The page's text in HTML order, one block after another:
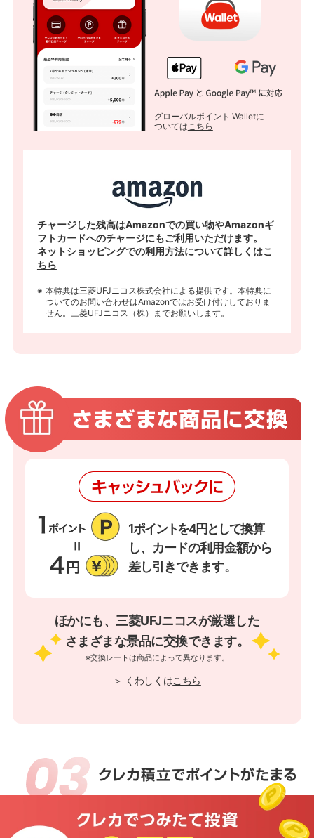
グローバルポイント Walletに
ついてはこちら
チャージした残高はAmazonでの買い物やAmazonギ
フトカードへのチャージにもご利用いただけます。
ネットショッピングでの利用方法について詳しくはこ
ちら
本特典は三菱UFJニコス株式会社による提供です。本特典に
ついてのお問い合わせはAmazonではお受け付けしておりま
せん。三菱UFJニコス（株）までお願いします。
1ポイントを4円として換算
し、カードの利用金額から
差し引きできます。
ほかにも、三菱UFJニコスが厳選した
さまざまな景品に交換できます。
※交換レートは商品によって異なります。
＞ くわしくはこちら